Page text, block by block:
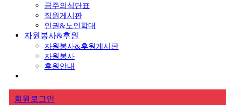
금주의식단표
직원게시판
인권&노인학대
자원봉사&후원
자원봉사&후원게시판
자원봉사
후원안내
회원로그인